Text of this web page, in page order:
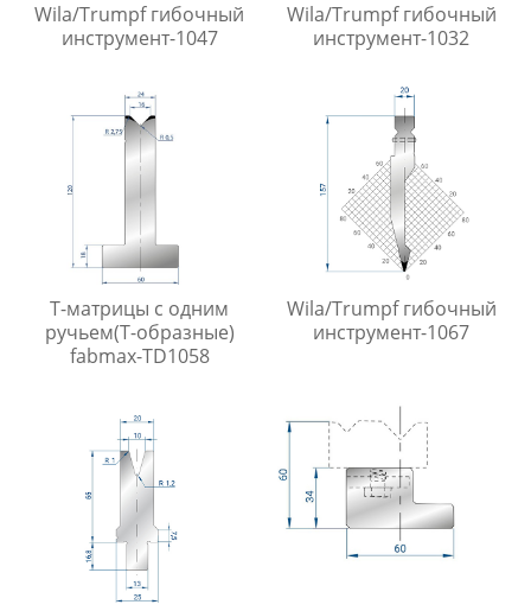
Wila/Trumpf гибочный
инструмент-1047
Wila/Trumpf гибочный
инструмент-1032
Т-матрицы с одним
ручьем(Т-образные)
fabmax-TD1058
Wila/Trumpf гибочный
инструмент-1067